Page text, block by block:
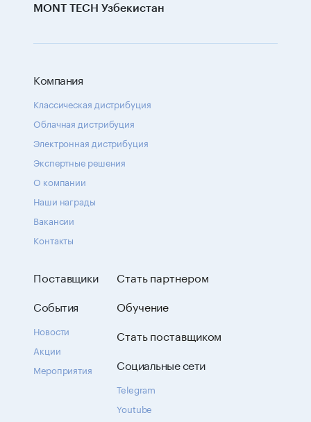
MONT TECH Узбекистан
Компания
Классическая дистрибуция
Облачная дистрибуция
Электронная дистрибуция
Экспертные решения
О компании
Наши награды
Вакансии
Контакты
Поставщики
События
Новости
Акции
Мероприятия
Стать партнером
Обучение
Стать поставщиком
Социальные сети
Telegram
Youtube